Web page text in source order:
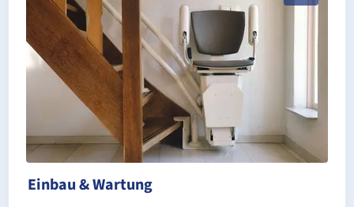
Einbau & Wartung